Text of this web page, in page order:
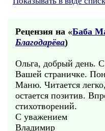
Рецензия на «Баба
Благодарёва)
Ольга, добрый день.
Вашей страничке.
Маню. Читается
остается позитив.
стихотворений.
С уважением
Владимир